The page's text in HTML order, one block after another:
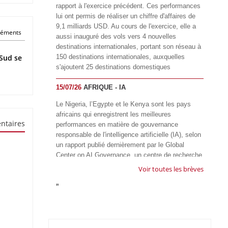
se
rapport à l'exercice précédent. Ces performances
lui ont permis de réaliser un chiffre d'affaires de
9,1 milliards USD. Au cours de l'exercice, elle a
aussi inauguré des vols vers 4 nouvelles
destinations internationales, portant son réseau à
150 destinations internationales, auxquelles
s'ajoutent 25 destinations domestiques
15/07/26 AFRIQUE - IA
Le Nigeria, l’Egypte et le Kenya sont les pays
africains qui enregistrent les meilleures
performances en matière de gouvernance
responsable de l'intelligence artificielle (IA), selon
un rapport publié dernièrement par le Global
Center on AI Governance, un centre de recherche
basé en Afrique du Sud, qui œuvre à promouvoir
à l'échelle mondiale. Alors que l’IA transforme
Voir toutes les brèves
"